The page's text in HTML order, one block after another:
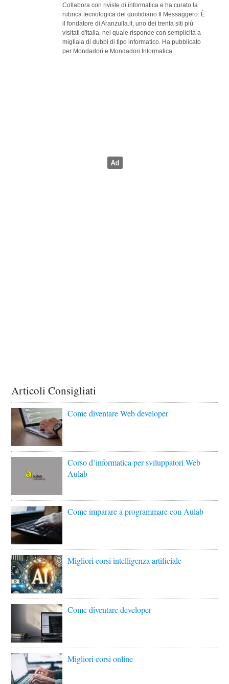
Collabora con riviste di informatica e ha curato la
rubrica tecnologica del quotidiano Il Messaggero. È
il fondatore di Aranzulla.it, uno dei trenta siti più
visitati d'Italia, nel quale risponde con semplicità a
migliaia di dubbi di tipo informatico. Ha pubblicato
per Mondadori e Mondadori Informatica.
Articoli Consigliati
Come diventare Web developer
Corso d’informatica per sviluppatori Web
Aulab
Come imparare a programmare con Aulab
Migliori corsi intelligenza artificiale
Come diventare developer
Migliori corsi online